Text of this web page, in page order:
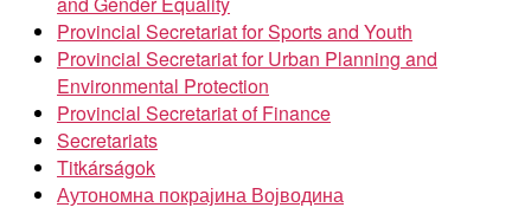
Provincial Secretariat for Sports and Youth
Provincial Secretariat for Urban Planning and
Environmental Protection
Provincial Secretariat of Finance
Secretariats
Titkárságok
Аутономна покрајина Војводина